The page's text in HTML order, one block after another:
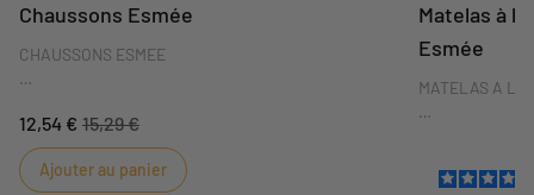
Chaussons Esmée
CHAUSSONS ESMEE
pieds au chaud et pourra s'amuser avec les petites
oreilles de lapin.
12,54 € 15,29 €
Ajouter au panier
Matelas à
Esmée
MATELAS A
moelleux, il